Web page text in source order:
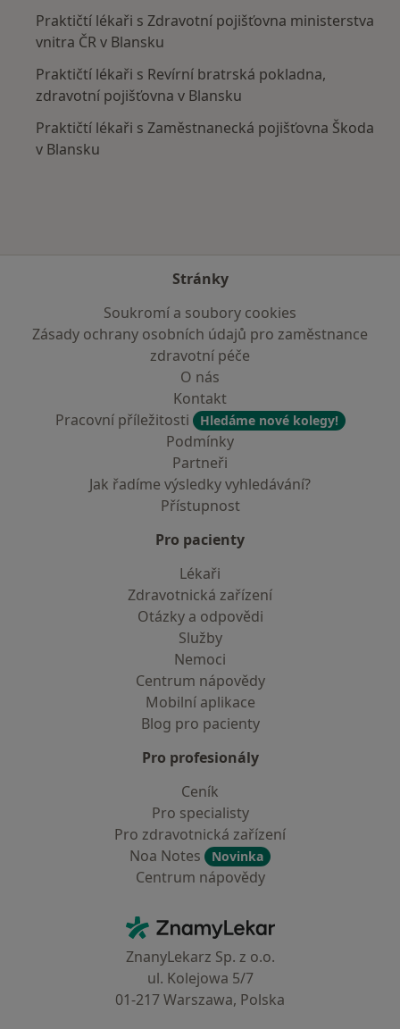
Praktičtí lékaři s Zdravotní pojišťovna ministerstva
vnitra ČR v Blansku
Praktičtí lékaři s Revírní bratrská pokladna,
zdravotní pojišťovna v Blansku
Praktičtí lékaři s Zaměstnanecká pojišťovna Škoda
v Blansku
Stránky
Soukromí a soubory cookies
Zásady ochrany osobních údajů pro zaměstnance
zdravotní péče
O nás
Kontakt
Pracovní příležitosti
Hledáme nové kolegy!
Podmínky
Partneři
Jak řadíme výsledky vyhledávání?
Přístupnost
Pro pacienty
Lékaři
Zdravotnická zařízení
Otázky a odpovědi
Služby
Nemoci
Centrum nápovědy
Mobilní aplikace
Blog pro pacienty
Pro profesionály
Ceník
Pro specialisty
Pro zdravotnická zařízení
Noa Notes
Novinka
Centrum nápovědy
ZnamyLekar - Hlavní stránka
ZnanyLekarz Sp. z o.o.
ul. Kolejowa 5/7
01-217 Warszawa, Polska